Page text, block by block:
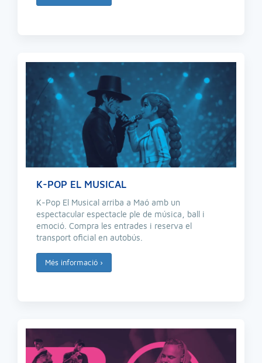
K-POP EL MUSICAL
K-Pop El Musical arriba a Maó amb un
espectacular espectacle ple de música, ball i
emoció. Compra les entrades i reserva el
transport oficial en autobús.
Més informació ›